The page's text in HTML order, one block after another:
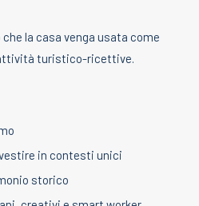
la casa venga usata come
turistico-ricettive.
in contesti unici
storico